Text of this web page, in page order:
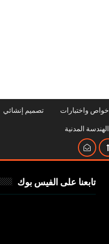
خواص واختبارات تصميم إنشائي
الهندسة المدنية
تابعنا على الفيس بوك